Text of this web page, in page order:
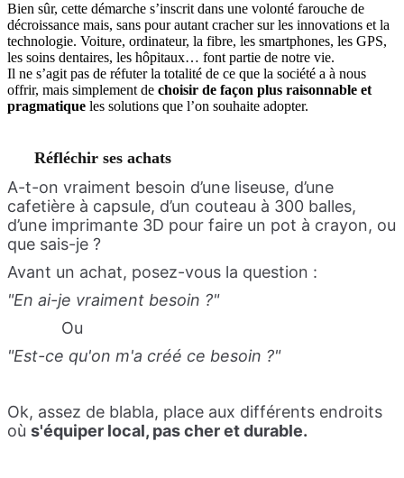
Bien sûr, cette démarche s’inscrit dans une volonté farouche de
décroissance mais, sans pour autant cracher sur les innovations et la
technologie. Voiture, ordinateur, la fibre, les smartphones, les GPS,
les soins dentaires, les hôpitaux… font partie de notre vie.
Il ne s’agit pas de réfuter la totalité de ce que la société a à nous
offrir, mais simplement de choisir de façon plus raisonnable et
pragmatique les solutions que l’on souhaite adopter.
Réfléchir ses achats
A-t-on vraiment besoin d’une liseuse, d’une
cafetière à capsule, d’un couteau à 300 balles,
d’une imprimante 3D pour faire un pot à crayon, ou
que sais-je ?
Avant un achat, posez-vous la question :
"En ai-je vraiment besoin ?"
Ou
"Est-ce qu'on m'a créé ce besoin ?"
Ok, assez de blabla, place aux différents endroits
où s'équiper local, pas cher et durable.